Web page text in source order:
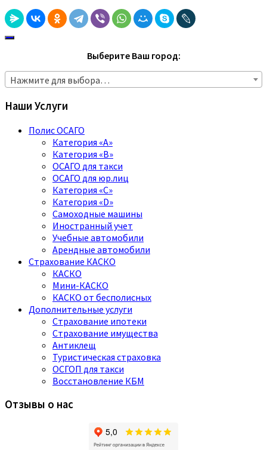
Выберите Ваш город:
Нажмите для выбора…
Наши Услуги
Полис ОСАГО
Категория «A»
Категория «B»
ОСАГО для такси
ОСАГО для юр.лиц
Категория «C»
Категория «D»
Самоходные машины
Иностранный учет
Учебные автомобили
Арендные автомобили
Страхование КАСКО
КАСКО
Мини-КАСКО
КАСКО от бесполисных
Дополнительные услуги
Страхование ипотеки
Страхование имущества
Антиклещ
Туристическая страховка
ОСГОП для такси
Восстановление КБМ
Отзывы о нас